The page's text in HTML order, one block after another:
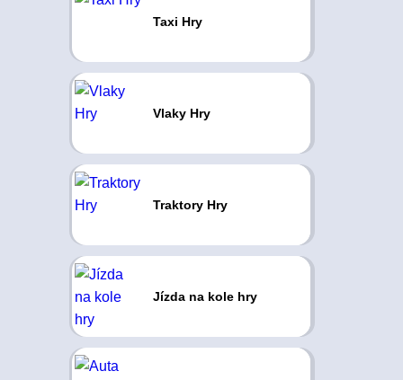
Taxi Hry
Vlaky Hry
Traktory Hry
Jízda na kole hry